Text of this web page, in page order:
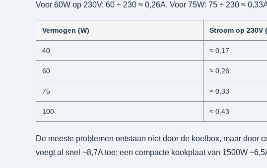
Voor 60W op 230V: 60 ÷ 230 ≈ 0,26A. Voor 75W: 75 ÷ 230 ≈
Vermogen (W) Stroom op 230V
40 ≈ 0,17
60 ≈ 0,26
75 ≈ 0,33
100 ≈ 0,43
De meeste problemen ontstaan niet door de koelbox, maar door
voegt al snel ~8,7A toe; een compacte kookplaat van 1500W